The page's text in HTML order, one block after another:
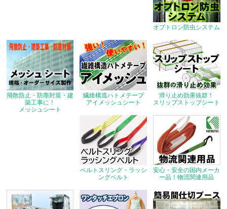
オプトロン防虫システム
飛散防止・防塵対策・建
築工事に！
メッシュシート
繊維構造ハトメテープ
アイメッシュシート
滑り止め効果抜群！
スリップストップシート
ベルトスリング・ラッシ
ングベルト
安心・安全の国内メーカ
ー品！物流関連用品